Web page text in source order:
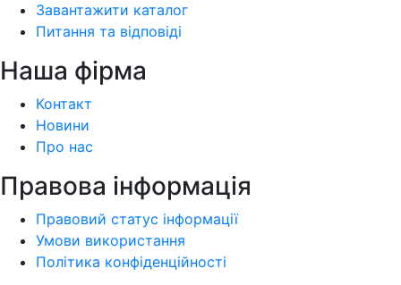
Завантажити каталог
Питання та відповіді
Наша фiрма
Контакт
Новини
Про нас
Правова інформація
Правовий статус інформації
Умови використання
Політика конфіденційності